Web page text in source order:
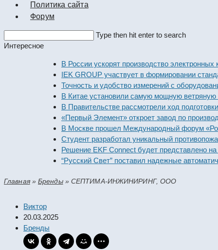
Политика сайта
Форум
this
Type then hit enter to search
Интересное
В России ускорят производство электронных
IEK GROUP участвует в формировании
Точность и удобство измерений с оборудованием
В Китае установили самую мощную ветряную
В Правительстве рассмотрели ход подготовки
«Первый Элемент» откроет завод по
В Москве прошел Международный форум
Студент разработал уникальный
Решение EKF Connect будет представлено на
“Русский Свет” поставил надежные
Главная»Бренды» СЕПТИМА-ИНЖИНИРИНГ, ООО
Виктор
20.03.2025
Бренды